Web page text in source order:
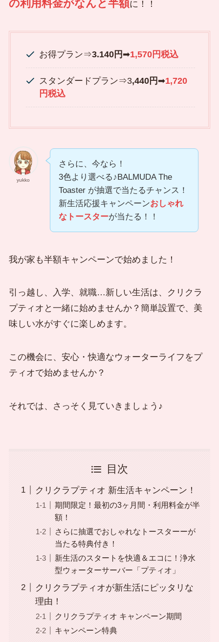
の利用料金がなんと半額に！！
お得プラン⇒3.140円 ➡1,570円税込
スタンダードプラン⇒3,440円 ➡1,720
円税込
yukko
さらに、今なら！
3色より選べる♪BALMUDA The
Toaster が抽選で当たるチャンス！
新生活応援キャンペーンおしゃれ
なトースターが当たる！！
我が家も半額キャンペーンで始めました！
引っ越し、入学、就職…新しい生活は、クリクラ
プティオと一緒に始めませんか？簡単設置で、美
味しい水がすぐに楽しめます。
この機会に、安心・快適なウォーターライフをプ
ティオで始めませんか？
それでは、さっそく見ていきましょう♪
目次
クリクラプティオ 新生活キャンペーン！
期間限定！最初の3ヶ月間・利用料金が半
額！
さらに抽選でおしゃれなトースターーが
当たる特典付き！
新生活のスタートを快適＆エコに！浄水
型ウォーターサーバー「プティオ」
クリクラプティオが新生活にピッタリな
理由！
クリクラプティオ キャンペーン期間
キャンペーン特典